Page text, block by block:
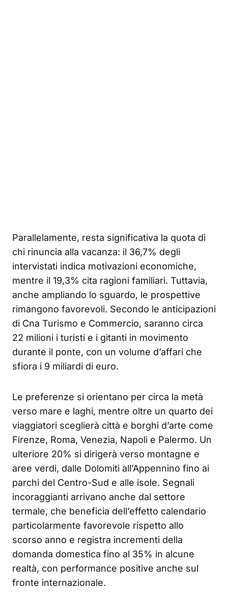
Parallelamente, resta significativa la quota di
chi rinuncia alla vacanza: il 36,7% degli
intervistati indica motivazioni economiche,
mentre il 19,3% cita ragioni familiari. Tuttavia,
anche ampliando lo sguardo, le prospettive
rimangono favorevoli. Secondo le anticipazioni
di Cna Turismo e Commercio, saranno circa
22 milioni i turisti e i gitanti in movimento
durante il ponte, con un volume d’affari che
sfiora i 9 miliardi di euro.
Le preferenze si orientano per circa la metà
verso mare e laghi, mentre oltre un quarto dei
viaggiatori sceglierà città e borghi d’arte come
Firenze, Roma, Venezia, Napoli e Palermo. Un
ulteriore 20% si dirigerà verso montagne e
aree verdi, dalle Dolomiti all’Appennino fino ai
parchi del Centro-Sud e alle isole. Segnali
incoraggianti arrivano anche dal settore
termale, che beneficia dell’effetto calendario
particolarmente favorevole rispetto allo
scorso anno e registra incrementi della
domanda domestica fino al 35% in alcune
realtà, con performance positive anche sul
fronte internazionale.